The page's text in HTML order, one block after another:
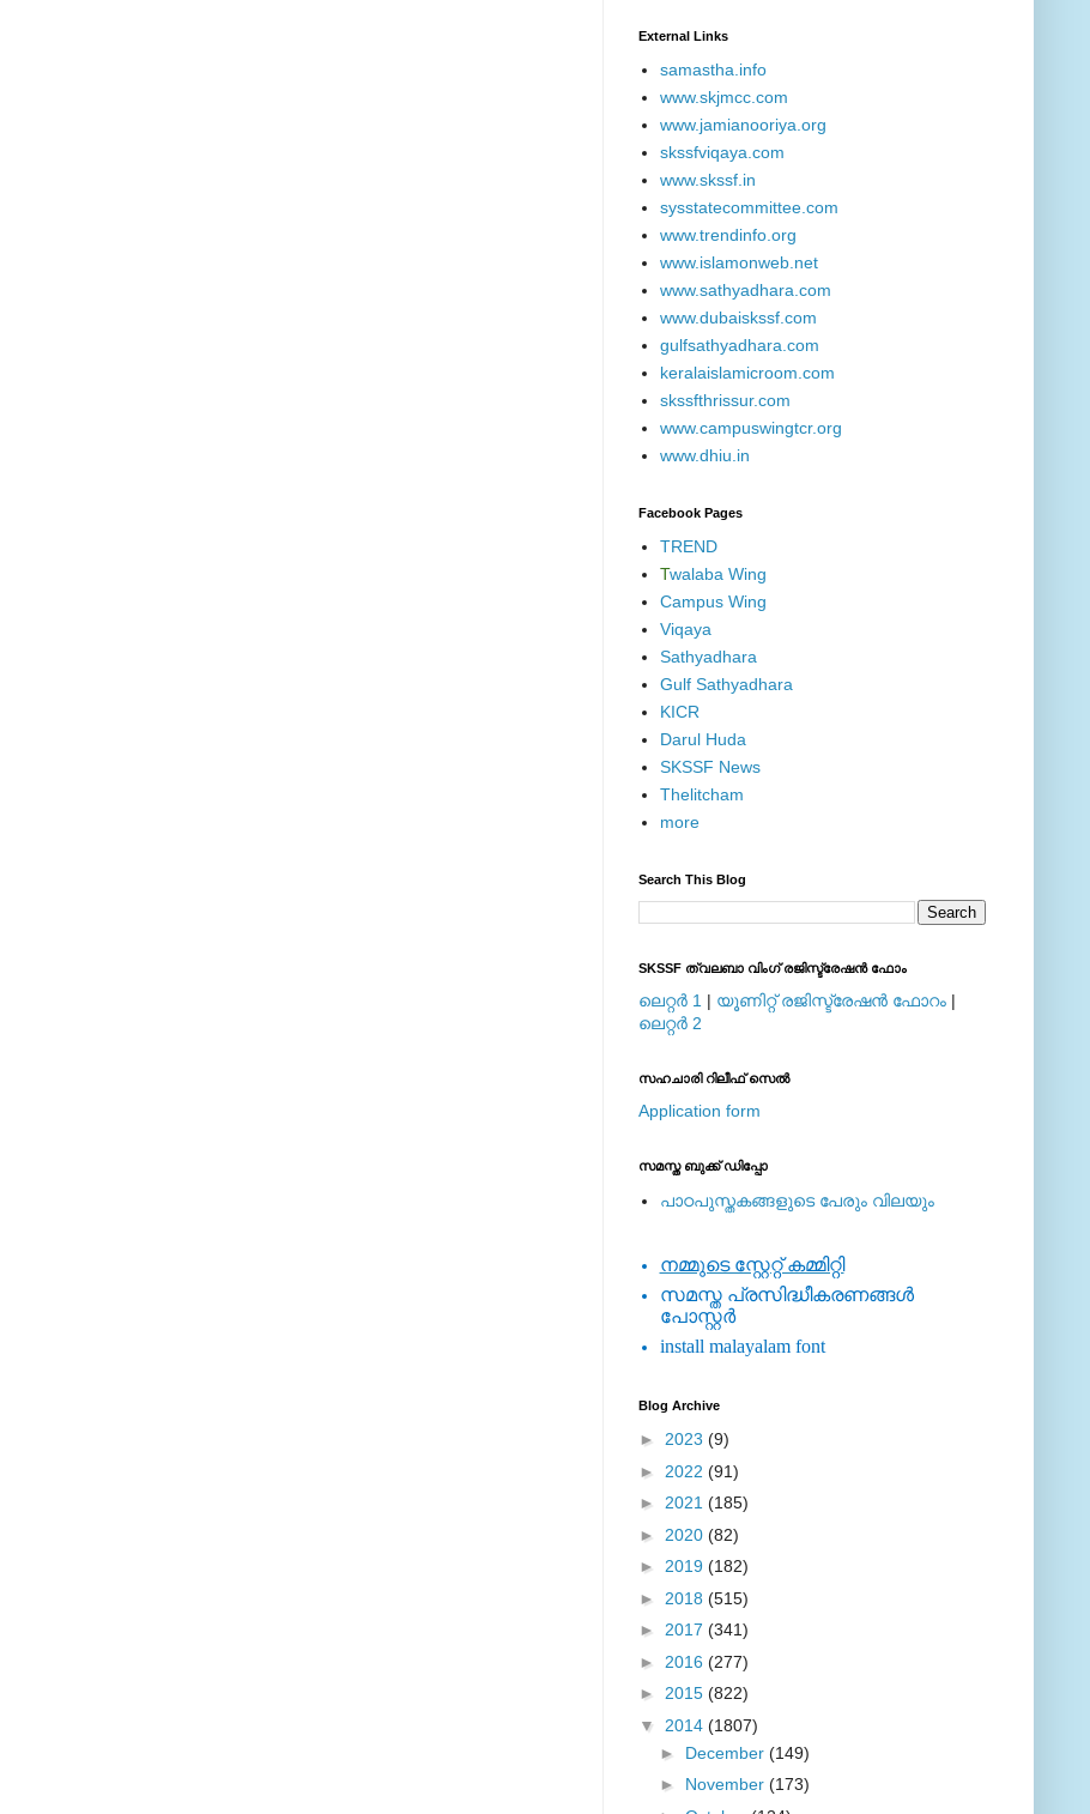
External ‎Links
samastha.info
www.skjmcc.com
www.jamianooriya.org
skssfviqaya.com
www.skssf.in
sysstatecommittee.com
www.trendinfo.org
www.islamonweb.net
www.sathyadhara.com
www.dubaiskssf.com
gulfsathyadhara.com
keralaislamicroom.com
skssfthrissur.com
www.campuswingtcr.org
www.dhiu.in
Facebook Pages
TREND
Twalaba Wing
Campus Wing
Viqaya
Sathyadhara
Gulf Sathyadhara
KICR
Darul Huda
SKSSF News
Thelitcham
more
Search This Blog
SKSSF ത്വലബാ വിംഗ് രജിസ്ട്രേഷന്‍ ഫോം
ലെറ്റര്‍ 1 | യൂണിറ്റ് രജിസ്ട്രേഷന്‍ ഫോറം |
ലെറ്റര്‍ 2
സഹചാരി റിലീഫ് സെല്‍
Application form
സമസ്ത ബുക്ക് ഡിപ്പോ
പാഠപുസ്തകങ്ങളുടെ പേരും വിലയും
നമ്മുടെ സ്റ്റേറ്റ് കമ്മിറ്റി
സമസ്ത പ്രസിദ്ധീകരണങ്ങള്‍
പോസ്റ്റര്‍
install malayalam font
Blog Archive
► 2023 (9)
► 2022 (91)
► 2021 (185)
► 2020 (82)
► 2019 (182)
► 2018 (515)
► 2017 (341)
► 2016 (277)
► 2015 (822)
▼ 2014 (1807)
► December (149)
► November (173)